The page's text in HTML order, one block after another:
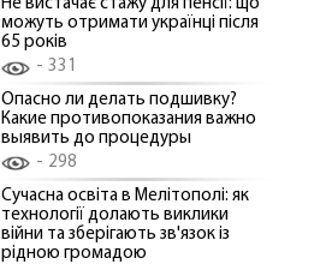
Не вистачає стажу для пенсії: що
можуть отримати українці після
65 років
331
Опасно ли делать подшивку?
Какие противопоказания важно
выявить до процедуры
298
Сучасна освіта в Мелітополі: як
технології долають виклики
війни та зберігають зв'язок із
рідною громадою